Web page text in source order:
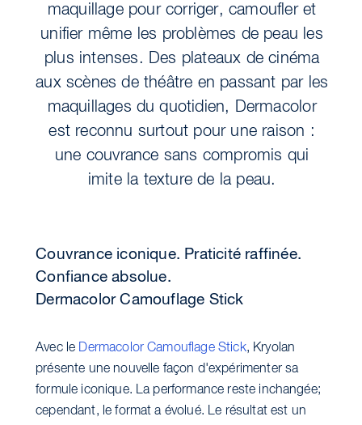
maquillage pour corriger, camoufler et
unifier même les problèmes de peau les
plus intenses. Des plateaux de cinéma
aux scènes de théâtre en passant par les
maquillages du quotidien, Dermacolor
est reconnu surtout pour une raison :
une couvrance sans compromis qui
imite la texture de la peau.
Couvrance iconique. Praticité raffinée.
Confiance absolue.
Dermacolor Camouflage Stick
Avec le Dermacolor Camouflage Stick, Kryolan
présente une nouvelle façon d'expérimenter sa
formule iconique. La performance reste inchangée;
cependant, le format a évolué. Le résultat est un